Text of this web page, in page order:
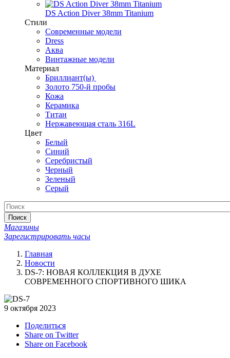
DS Action Diver 38mm Titanium
Стили
Современные модели
Dress
Аква
Винтажные модели
Материал
Бриллиант(ы)
Золото 750-й пробы
Кожа
Керамика
Титан
Нержавеющая сталь 316L
Цвет
Белый
Синий
Серебристый
Черный
Зеленый
Серый
Поиск
Магазины
Зарегистрировать часы
Главная
Новости
DS-7: НОВАЯ КОЛЛЕКЦИЯ В ДУХЕ
СОВРЕМЕННОГО СПОРТИВНОГО ШИКА
9 октября 2023
Поделиться
Share on Twitter
Share on Facebook